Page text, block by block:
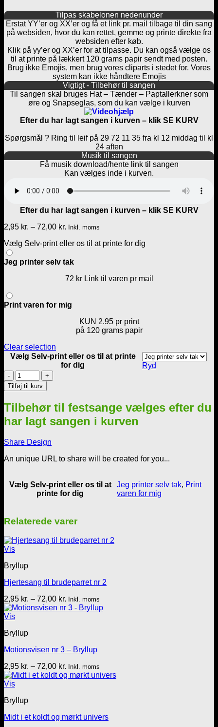
Tilpas skabelonen nedenunder
Erstat YY’er og XX’er og få et link pr. mail tilbage til din sang
på websiden, hvor du kan rettet, gemme og printe direkte fra
websiden efter køb.
Klik på yy’er og XX’er for at tilpasse. Du kan også vælge os
til at printe på lækkert 120 grams papir sendt med posten.
Brug ikke Emojis, men brug vores cliparts i stedet for. Vores
system kan ikke håndtere Emojis
Vigtigt - Tilbehør til sangen
Til sangen skal bruges Hat – Tænder – Paptallerkner som
øre og Snapseglas, som du kan vælge i kurven
Efter du har lagt sangen i kurven – klik SE KURV
Spørgsmål ? Ring til leif på 29 72 11 35 fra kl 12 middag til kl
24 aften
Musik til sangen
Få musik download/hente link til sangen
Kan vælges inde i kurven.
Efter du har lagt sangen i kurven – klik SE KURV
2,95 kr. – 72,00 kr. Prisinterval:
til
Inkl. moms
Vælg Selv-print eller os til at printe for dig
Jeg printer selv tak
72 kr Link til varen pr mail
Print varen for mig
KUN 2.95 pr print
på 120 grams papir
Clear selection
Vælg Selv-print eller os til at printe
for dig
Ryd
Vi
er
så
dag
-
antal
Tilføj til kurv
Tilbehør til festsange vælges efter du
har lagt sangen i kurven
Share Design
An unique URL to share will be created for you...
Vælg Selv-print eller os til at
printe for dig
Jeg printer selv tak, Print
varen for mig
Relaterede varer
Vis
Bryllup
Hjertesang til brudeparret nr 2
2,95 kr. – 72,00 kr. Prisinterval:
2,95 kr.
Inkl. moms
Vis
Bryllup
Motionsvisen nr 3 – Bryllup
2,95 kr. – 72,00 kr. Prisinterval:
2,95 kr.
Inkl. moms
Vis
Bryllup
Midt i et koldt og mørkt univers